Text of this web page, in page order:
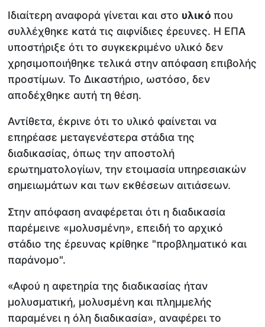
Ιδιαίτερη αναφορά γίνεται και στο υλικόπου
συλλέχθηκε κατά τις αιφνίδιες έρευνες. Η ΕΠΑ
υποστήριξε ότι το συγκεκριμένο υλικό δεν
χρησιμοποιήθηκε τελικά στην απόφαση επιβολής
προστίμων. Το Δικαστήριο, ωστόσο, δεν
αποδέχθηκε αυτή τη θέση.
Αντίθετα, έκρινε ότι το υλικό φαίνεται να
επηρέασε μεταγενέστερα στάδια της
διαδικασίας, όπως την αποστολή
ερωτηματολογίων, την ετοιμασία υπηρεσιακών
σημειωμάτων και των εκθέσεων αιτιάσεων.
Στην απόφαση αναφέρεται ότι η διαδικασία
παρέμεινε «μολυσμένη», επειδή το αρχικό
στάδιο της έρευνας κρίθηκε "προβληματικό και
παράνομο".
«Αφού η αφετηρία της διαδικασίας ήταν
μολυσματική, μολυσμένη και πλημμελής
παραμένει η όλη διαδικασία», αναφέρει το